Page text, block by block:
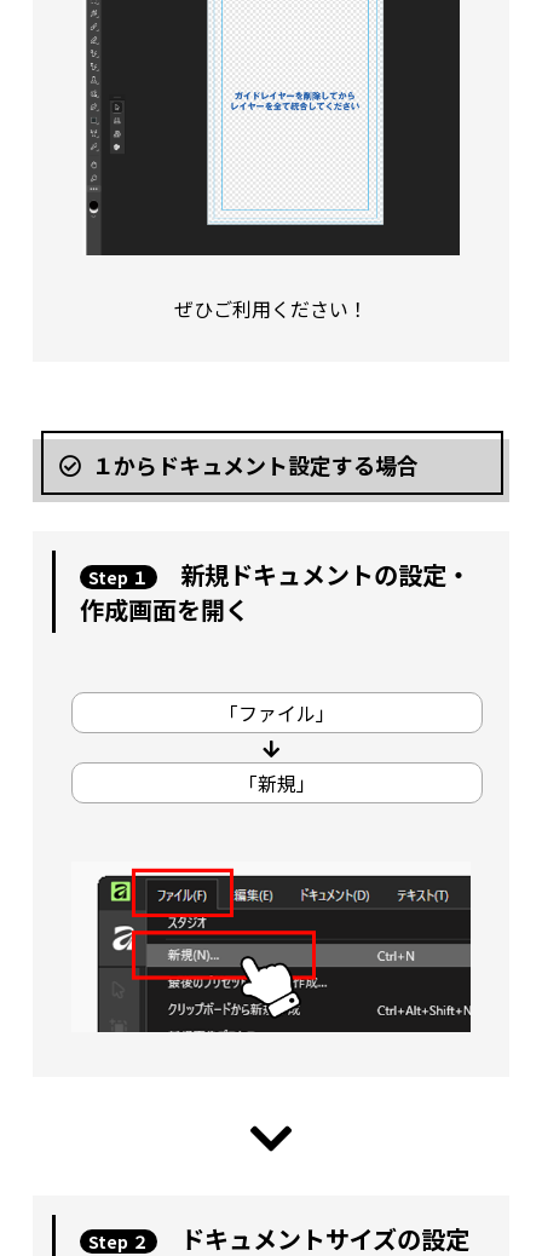
ぜひご利用ください！
１からドキュメント設定する場合
Step １
新規ドキュメントの設定・
作成画面を開く
「ファイル」
「新規」
Step ２ ドキュメントサイズの設定